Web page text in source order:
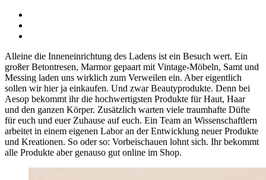
Alleine die Inneneinrichtung des Ladens ist ein Besuch wert. Ein
großer Betontresen, Marmor gepaart mit Vintage-Möbeln, Samt und
Messing laden uns wirklich zum Verweilen ein. Aber eigentlich
sollen wir hier ja einkaufen. Und zwar Beautyprodukte. Denn bei
Aesop bekommt ihr die hochwertigsten Produkte für Haut, Haar
und den ganzen Körper. Zusätzlich warten viele traumhafte Düfte
für euch und euer Zuhause auf euch. Ein Team an Wissenschaftlern
arbeitet in einem eigenen Labor an der Entwicklung neuer Produkte
und Kreationen. So oder so: Vorbeischauen lohnt sich. Ihr bekommt
alle Produkte aber genauso gut online im Shop.